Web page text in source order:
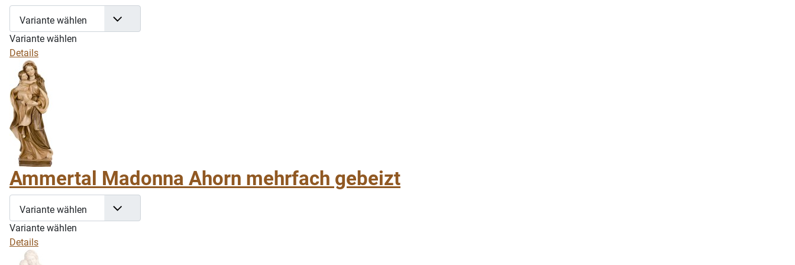
Variante wählen
Variante wählen
Details
Ammertal Madonna Ahorn mehrfach gebeizt
Variante wählen
Variante wählen
Details